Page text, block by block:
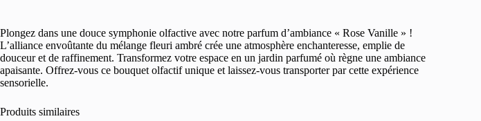
Plongez dans une douce symphonie olfactive avec notre parfum d’ambiance « Rose Vanille » !
L’alliance envoûtante du mélange fleuri ambré crée une atmosphère enchanteresse, emplie de
douceur et de raffinement. Transformez votre espace en un jardin parfumé où règne une ambiance
apaisante. Offrez-vous ce bouquet olfactif unique et laissez-vous transporter par cette expérience
sensorielle.
Produits similaires